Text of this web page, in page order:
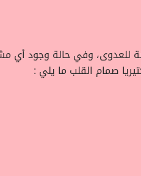
للعدوى، وفي حالة وجود أي
صمام القلب ما يلي :